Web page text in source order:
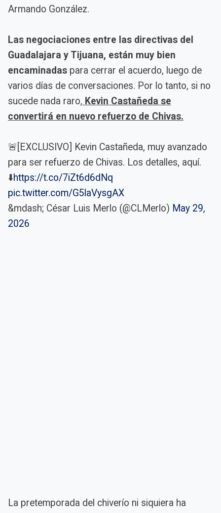
Armando González.
Las negociaciones entre las directivas del
Guadalajara y Tijuana, están muy bien
encaminadas para cerrar el acuerdo, luego de
varios días de conversaciones. Por lo tanto, si no
sucede nada raro, Kevin Castañeda se
convertirá en nuevo refuerzo de Chivas.
🚨[EXCLUSIVO] Kevin Castañeda, muy avanzado
para ser refuerzo de Chivas. Los detalles, aquí.
⬇️https://t.co/7iZt6d6dNq
pic.twitter.com/G5laVysgAX
&mdash; César Luis Merlo (@CLMerlo) May 29,
2026
La pretemporada del chiverío ni siquiera ha